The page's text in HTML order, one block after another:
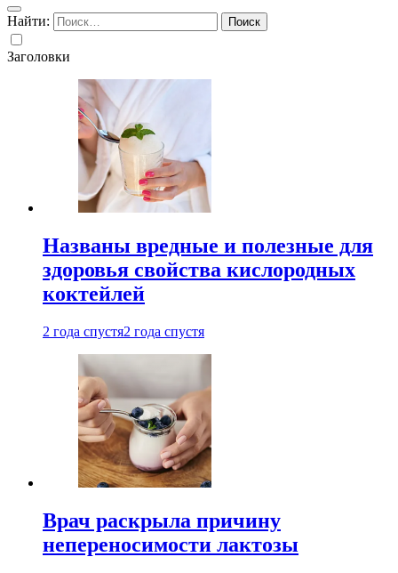
Найти:
Заголовки
Названы вредные и полезные для
здоровья свойства кислородных
коктейлей
2 года спустя2 года спустя
Врач раскрыла причину
непереносимости лактозы